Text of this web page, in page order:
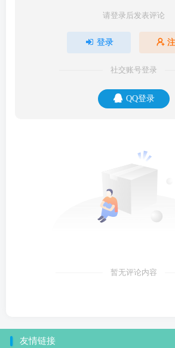
请登录后发表评论
登录
社交账号登录
QQ登录
暂无评论内容
友情链接